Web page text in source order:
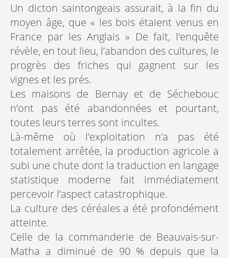
Un dicton saintongeais assurait, à la fin du
moyen âge, que « les bois étaient venus en
France par les Anglais » De fait, l’enquête
révèle, en tout lieu, l’abandon des cultures, le
progrès des friches qui gagnent sur les
vignes et les prés.
Les maisons de Bernay et de Séchebouc
n’ont pas été abandonnées et pourtant,
toutes leurs terres sont incultes.
Là-même où l’exploitation n’a pas été
totalement arrêtée, la production agricole a
subi une chute dont la traduction en langage
statistique moderne fait immédiatement
percevoir l’aspect catastrophique.
La culture des céréales a été profondément
atteinte.
Celle de la commanderie de Beauvais-sur-
Matha a diminué de 90 % depuis que la